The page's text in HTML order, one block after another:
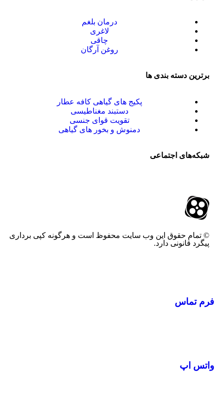
درمان بلغم
لاغری
چاقی
روغن آرگان
برترین‌ دسته بندی ها
پکیج های گیاهی کافه عطار
دستبند مغناطیسی
تقویت قوای جنسی
دمنوش و بخور های گیاهی
شبکه‌های اجتماعی
© تمام حقوق این وب سایت محفوظ است و هرگونه کپی برداری
پیگرد قانونی دارد.
فرم تماس
واتس اپ